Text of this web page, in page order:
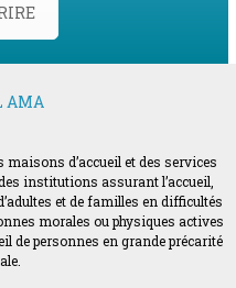
AMA
maisons d’accueil et des services
institutions assurant l’accueil,
et de familles en difficultés
morales ou physiques actives
de personnes en grande précarité